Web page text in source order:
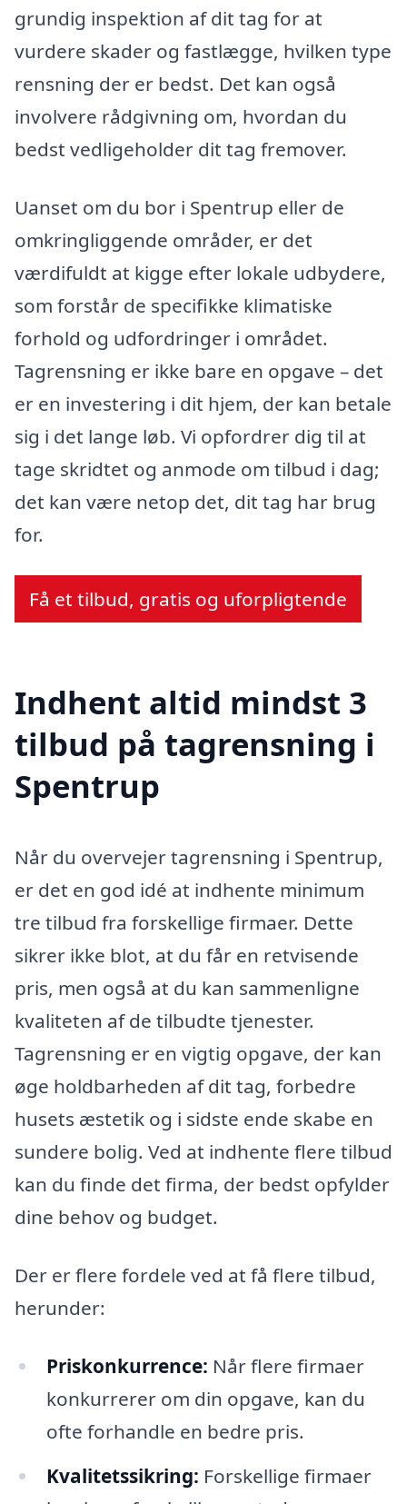
grundig inspektion af dit tag for at
vurdere skader og fastlægge, hvilken type
rensning der er bedst. Det kan også
involvere rådgivning om, hvordan du
bedst vedligeholder dit tag fremover.
Uanset om du bor i Spentrup eller de
omkringliggende områder, er det
værdifuldt at kigge efter lokale udbydere,
som forstår de specifikke klimatiske
forhold og udfordringer i området.
Tagrensning er ikke bare en opgave – det
er en investering i dit hjem, der kan betale
sig i det lange løb. Vi opfordrer dig til at
tage skridtet og anmode om tilbud i dag;
det kan være netop det, dit tag har brug
for.
Få et tilbud, gratis og uforpligtende
Indhent altid mindst 3
tilbud på tagrensning i
Spentrup
Når du overvejer tagrensning i Spentrup,
er det en god idé at indhente minimum
tre tilbud fra forskellige firmaer. Dette
sikrer ikke blot, at du får en retvisende
pris, men også at du kan sammenligne
kvaliteten af de tilbudte tjenester.
Tagrensning er en vigtig opgave, der kan
øge holdbarheden af dit tag, forbedre
husets æstetik og i sidste ende skabe en
sundere bolig. Ved at indhente flere tilbud
kan du finde det firma, der bedst opfylder
dine behov og budget.
Der er flere fordele ved at få flere tilbud,
herunder:
Priskonkurrence: Når flere firmaer
konkurrerer om din opgave, kan du
ofte forhandle en bedre pris.
Kvalitetssikring: Forskellige firmaer